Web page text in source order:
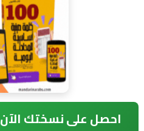
احصل على نسختك الآن